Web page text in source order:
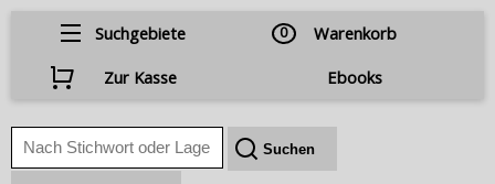
Suchgebiete 0
Warenkorb
Zur Kasse
Ebooks